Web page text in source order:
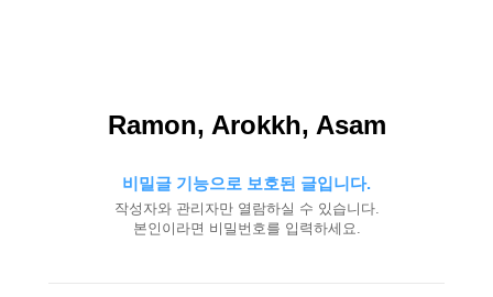
Ramon, Arokkh, Asam
비밀글 기능으로 보호된 글입니다.
작성자와 관리자만 열람하실 수 있습니다.
본인이라면 비밀번호를 입력하세요.